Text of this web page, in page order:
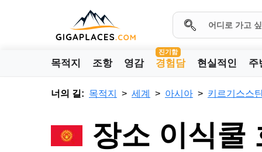
목적지 조항 영감
진기함
경험담 현실적인 주
너의 길: 목적지 세계 아시아 키르기스스
장소 이식쿨